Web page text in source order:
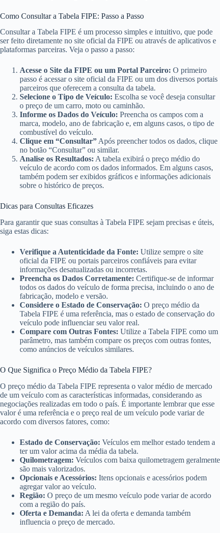
Como Consultar a Tabela FIPE: Passo a Passo
Consultar a Tabela FIPE é um processo simples e intuitivo, que pode
ser feito diretamente no site oficial da FIPE ou através de aplicativos e
plataformas parceiras. Veja o passo a passo:
Acesse o Site da FIPE ou um Portal Parceiro: O primeiro
passo é acessar o site oficial da FIPE ou um dos diversos portais
parceiros que oferecem a consulta da tabela.
Selecione o Tipo de Veículo: Escolha se você deseja consultar
o preço de um carro, moto ou caminhão.
Informe os Dados do Veículo: Preencha os campos com a
marca, modelo, ano de fabricação e, em alguns casos, o tipo de
combustível do veículo.
Clique em “Consultar”Após preencher todos os dados, clique
no botão “Consultar” ou similar.
Analise os Resultados: A tabela exibirá o preço médio do
veículo de acordo com os dados informados. Em alguns casos,
também podem ser exibidos gráficos e informações adicionais
sobre o histórico de preços.
Dicas para Consultas Eficazes
Para garantir que suas consultas à Tabela FIPE sejam precisas e úteis,
siga estas dicas:
Verifique a Autenticidade da Fonte: Utilize sempre o site
oficial da FIPE ou portais parceiros confiáveis para evitar
informações desatualizadas ou incorretas.
Preencha os Dados Corretamente: Certifique-se de informar
todos os dados do veículo de forma precisa, incluindo o ano de
fabricação, modelo e versão.
Considere o Estado de Conservação: O preço médio da
Tabela FIPE é uma referência, mas o estado de conservação do
veículo pode influenciar seu valor real.
Compare com Outras Fontes: Utilize a Tabela FIPE como um
parâmetro, mas também compare os preços com outras fontes,
como anúncios de veículos similares.
O Que Significa o Preço Médio da Tabela FIPE?
O preço médio da Tabela FIPE representa o valor médio de mercado
de um veículo com as características informadas, considerando as
negociações realizadas em todo o país. É importante lembrar que esse
valor é uma referência e o preço real de um veículo pode variar de
acordo com diversos fatores, como:
Estado de Conservação: Veículos em melhor estado tendem a
ter um valor acima da média da tabela.
Quilometragem: Veículos com baixa quilometragem geralmente
são mais valorizados.
Opcionais e Acessórios: Itens opcionais e acessórios podem
agregar valor ao veículo.
Região: O preço de um mesmo veículo pode variar de acordo
com a região do país.
Oferta e Demanda: A lei da oferta e demanda também
influencia o preço de mercado.